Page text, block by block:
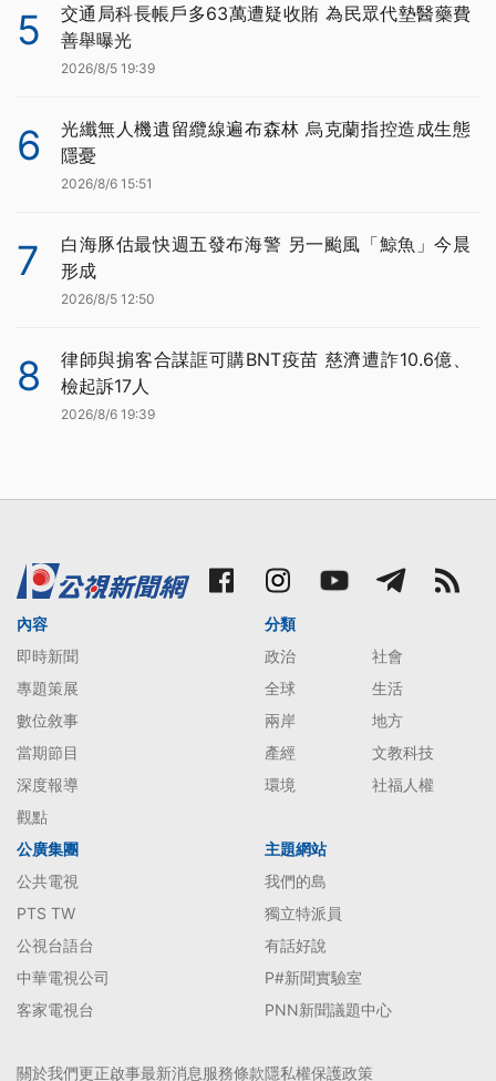
5
交通局科長帳戶多63萬遭疑收賄 為民眾代墊醫藥費
善舉曝光
2026/8/5 19:39
6
光纖無人機遺留纜線遍布森林 烏克蘭指控造成生態
隱憂
2026/8/6 15:51
7
白海豚估最快週五發布海警 另一颱風「鯨魚」今晨
形成
2026/8/5 12:50
8
律師與掮客合謀誆可購BNT疫苗 慈濟遭詐10.6億、
檢起訴17人
2026/8/6 19:39
內容
即時新聞
專題策展
數位敘事
當期節目
深度報導
觀點
分類
政治
社會
全球
生活
兩岸
地方
產經
文教科技
環境
社福人權
公廣集團
公共電視
PTS TW
公視台語台
中華電視公司
客家電視台
主題網站
我們的島
獨立特派員
有話好說
P#新聞實驗室
PNN新聞議題中心
關於我們更正啟事最新消息服務條款隱私權保護政策